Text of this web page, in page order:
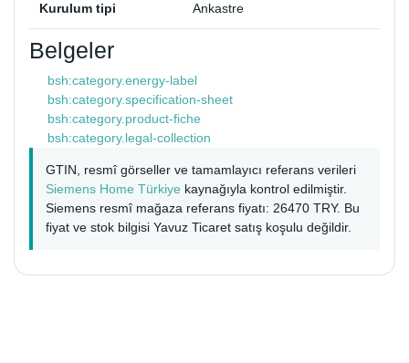
Kurulum tipi Ankastre
Belgeler
bsh:category.energy-label
bsh:category.specification-sheet
bsh:category.product-fiche
bsh:category.legal-collection
GTIN, resmî görseller ve tamamlayıcı referans verileri
Siemens Home Türkiye kaynağıyla kontrol edilmiştir.
Siemens resmî mağaza referans fiyatı: 26470 TRY. Bu
fiyat ve stok bilgisi Yavuz Ticaret satış koşulu değildir.